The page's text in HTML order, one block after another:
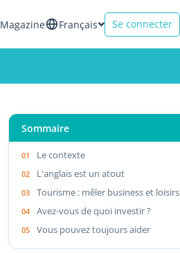
Magazine Français Se connecter
Sommaire
Le contexte
L'anglais est un atout
Tourisme : mêler business et loisirs
Avez-vous de quoi investir ?
Vous pouvez toujours aider